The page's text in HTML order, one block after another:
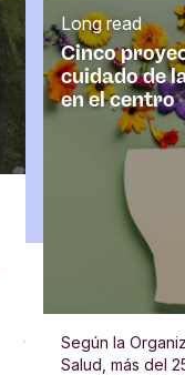
Cinco
cuidado de
en el centro
Long read
Según la
Salud, más del